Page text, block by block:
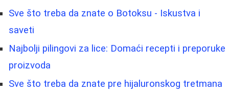
Sve što treba da znate o Botoksu - Iskustva i
saveti
Najbolji pilingovi za lice: Domaći recepti i preporuke
proizvoda
Sve što treba da znate pre hijaluronskog tretmana